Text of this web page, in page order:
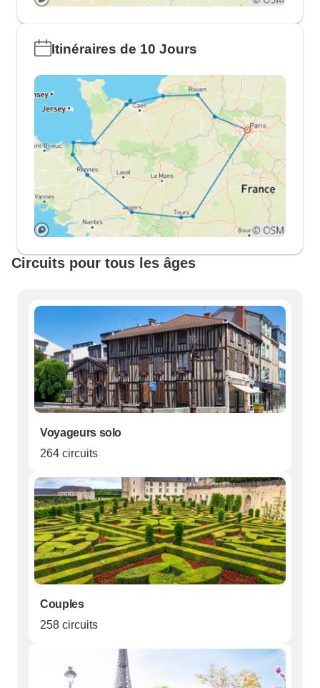
Itinéraires de 10 Jours
Circuits pour tous les âges
Voyageurs solo
264 circuits
Couples
258 circuits